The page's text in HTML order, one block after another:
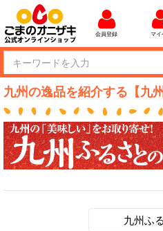
会員登録 マイ
九州の逸品を紹介する【九
九州ふ